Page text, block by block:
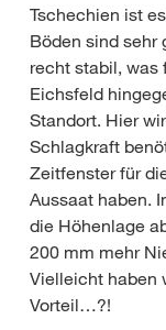
Tschechien ist
Böden sind sehr
recht stabil, was
Eichsfeld
Standort. Hier
Schlagkraft
Zeitfenster für
Aussaat haben.
die Höhenlage
200 mm mehr
Vielleicht haben
Vorteil…?!